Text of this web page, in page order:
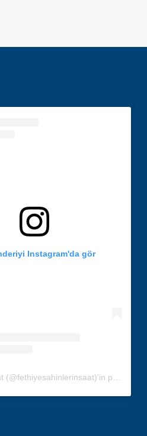
Instagram'da gör